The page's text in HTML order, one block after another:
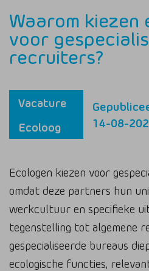
Waarom kiezen
voor
recruiters?
Vacature
Ecoloog
14-08-
Ecologen kiezen voor
omdat deze partners hun
werkcultuur en specifieke
tegenstelling tot algemene
gespecialiseerde bureaus
ecologische functies,